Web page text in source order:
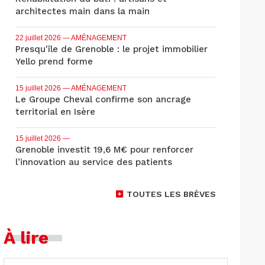
architectes main dans la main
22 juillet 2026 — AMÉNAGEMENT
Presqu'île de Grenoble : le projet immobilier
Yello prend forme
15 juillet 2026 — AMÉNAGEMENT
Le Groupe Cheval confirme son ancrage
territorial en Isère
15 juillet 2026 —
Grenoble investit 19,6 M€ pour renforcer
l’innovation au service des patients
TOUTES LES BRÈVES
À lire